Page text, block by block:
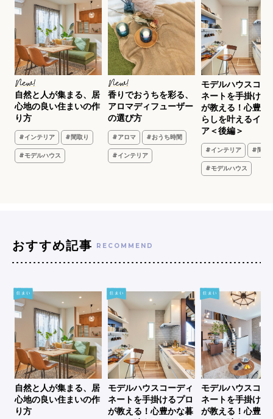
自然と人が集まる、居
心地の良い住まいの作
り方
#インテリア #間取り
#モデルハウス
香りでおうちを彩る、
アロマディフューザー
の選び方
#アロマ #おうち時間
#インテリア
モデルハウスコー
ネートを手掛ける
が教える！心豊か
らしを叶えるイン
ア＜後編＞
#インテリア #間取
#モデルハウス
おすすめ記事 RECOMMEND
自然と人が集まる、居
心地の良い住まいの作
り方
モデルハウスコーディ
ネートを手掛けるプロ
が教える！心豊かな暮
モデルハウスコー
ネートを手掛ける
が教える！心豊か